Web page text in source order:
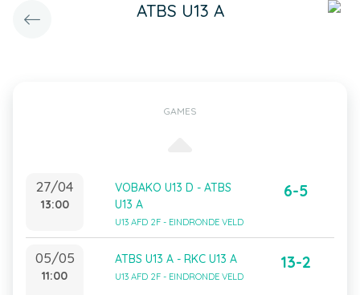
ATBS U13 A
GAMES
27/04
13:00
VOBAKO U13 D - ATBS
U13 A
U13 AFD 2F - EINDRONDE VELD
6-5
05/05
11:00
ATBS U13 A - RKC U13 A
U13 AFD 2F - EINDRONDE VELD
13-2